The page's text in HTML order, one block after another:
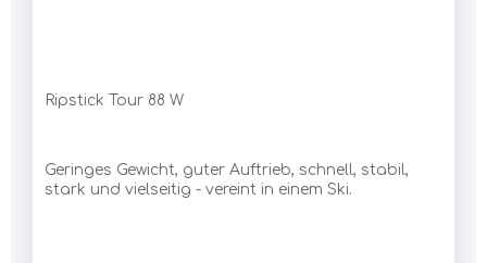
Ripstick Tour 88 W
Geringes Gewicht, guter Auftrieb, schnell, stabil,
stark und vielseitig - vereint in einem Ski.